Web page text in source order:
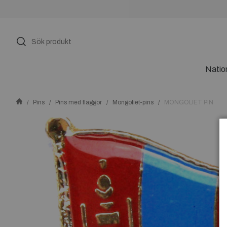
Pins Pins med flaggor Mongoliet-pins MONGOLIET PIN